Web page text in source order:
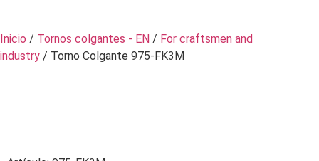
Inicio / Tornos colgantes - EN / For craftsmen and
industry / Torno Colgante 975-FK3M